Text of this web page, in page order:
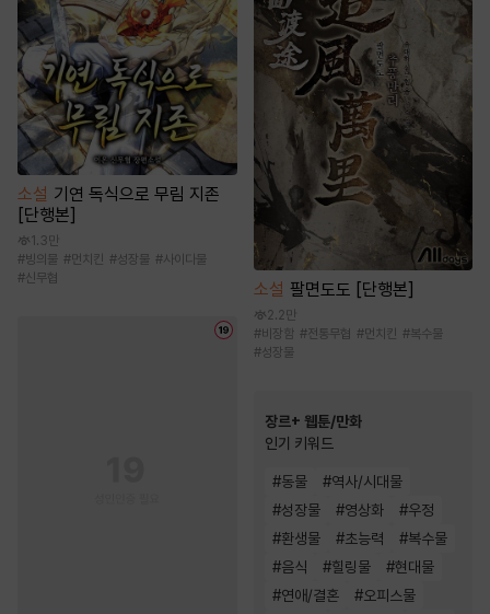
소설 기연 독식으로 무림 지존
[단행본]
1.3만
#빙의물 #먼치킨 #성장물 #사이다물
#신무협
소설 팔면도도 [단행본]
2.2만
#비장함 #전통무협 #먼치킨 #복수물
#성장물
장르+ 웹툰/만화
인기 키워드
#동물 #역사/시대물
#성장물 #영상화 #우정
#환생물 #초능력 #복수물
#음식 #힐링물 #현대물
#연애/결혼 #오피스물